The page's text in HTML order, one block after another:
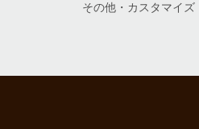
その他・カスタマイズ